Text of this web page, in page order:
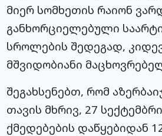
მიერ სომხეთის რაიონ
განხორციელებული
სროლების შედეგად,
მშვიდობიანი
შეგახსენებთ, რომ
თავის მხრივ, 27
ქმედებების დაწყებიდან